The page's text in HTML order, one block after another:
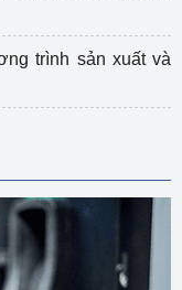
trình sản xuất và